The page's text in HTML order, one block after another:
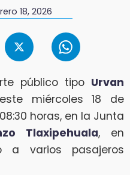
18, 2026
público tipo Urvan
miércoles 18 de
horas, en la Junta
Tlaxipehuala, en
a varios pasajeros